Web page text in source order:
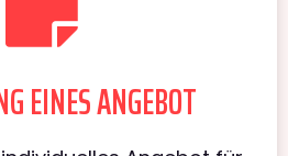
EINES ANGEBOT